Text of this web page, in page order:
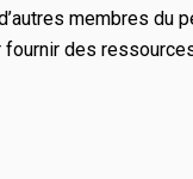
membres du
fournir des